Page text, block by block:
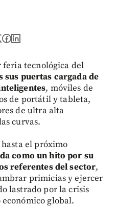
feria tecnológica del
sus puertas cargada de
, móviles de
de portátil y tableta,
de ultra alta
curvas.
el próximo
como un hito por su
referentes del sector,
primicias y ejercer
lastrado por la crisis
global.